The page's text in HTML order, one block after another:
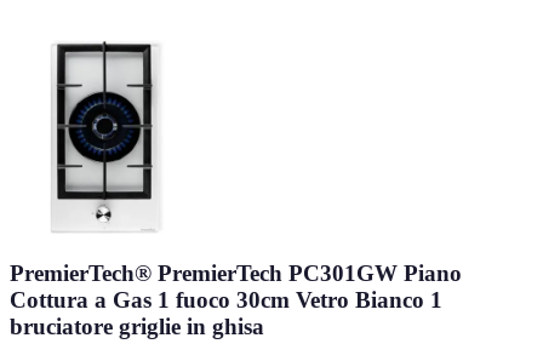
PremierTech® PremierTech PC301GW Piano
Cottura a Gas 1 fuoco 30cm Vetro Bianco 1
bruciatore griglie in ghisa